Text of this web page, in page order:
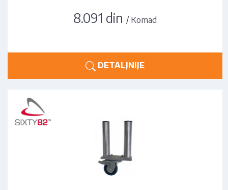
8.091 din / Komad
DETALJNIJE